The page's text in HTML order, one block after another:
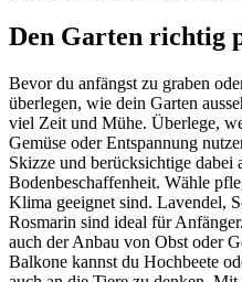
Den Garten richtig
Bevor du anfängst zu graben
überlegen, wie dein Garten
viel Zeit und Mühe. Überlege,
Gemüse oder Entspannung
Skizze und berücksichtige dabei
Bodenbeschaffenheit. Wähle
Klima geeignet sind. Lavendel,
Rosmarin sind ideal für
auch der Anbau von Obst oder
Balkone kannst du Hochbeete